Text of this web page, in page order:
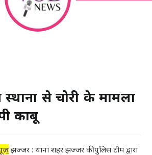
से चोरी के मामलों
काबू
झज्जर : थाना शहर झज्जर की पुलिस टीम द्वारा